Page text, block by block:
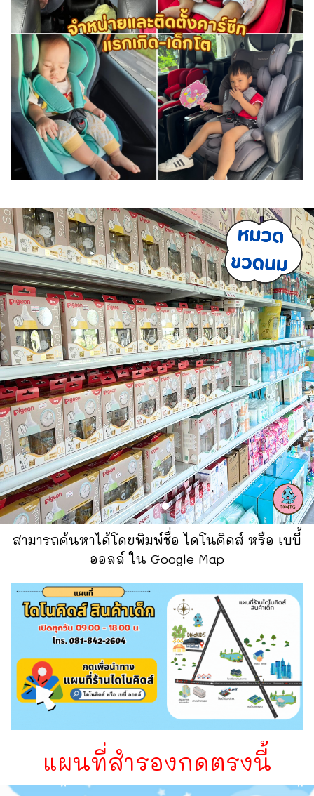
สามารถค้นหาได้โดยพิมพ์ชื่อ ไดโนคิดส์ หรือ เบบี้
ออลล์ ใน Google Map
แผนที่สำรองกดตรงนี้